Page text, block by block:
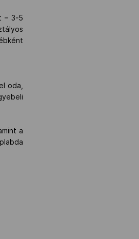
– 3-5
oda,
a